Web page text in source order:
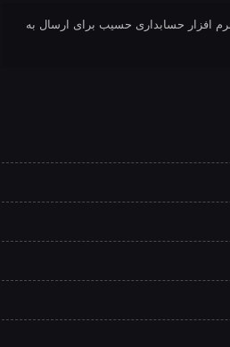
افزار حسابداری حسیب برای ارسال به